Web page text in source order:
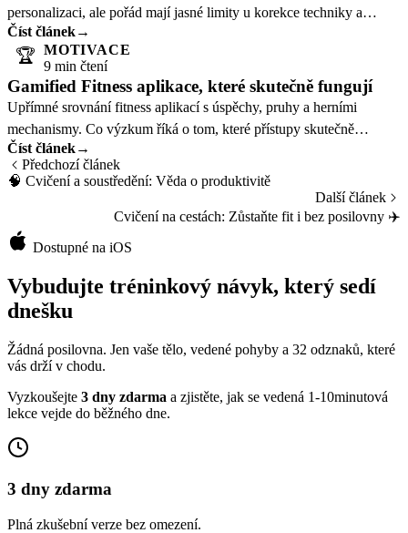
personalizaci, ale pořád mají jasné limity u korekce techniky a
složitějšího koučinku.
Číst článek→
🏆 MOTIVACE
9 min čtení
Gamified Fitness aplikace, které skutečně fungují
Upřímné srovnání fitness aplikací s úspěchy, pruhy a herními
mechanismy. Co výzkum říká o tom, které přístupy skutečně
fungují.
Číst článek→
Předchozí článek
🧠 Cvičení a soustředění: Věda o produktivitě
Další článek
Cvičení na cestách: Zůstaňte fit i bez posilovny ✈️
Dostupné na iOS
Vybudujte tréninkový návyk, který sedí
dnešku
Žádná posilovna. Jen vaše tělo, vedené pohyby a 32 odznaků, které
vás drží v chodu.
Vyzkoušejte 3 dny zdarma a zjistěte, jak se vedená 1-10minutová
lekce vejde do běžného dne.
3 dny zdarma
Plná zkušební verze bez omezení.